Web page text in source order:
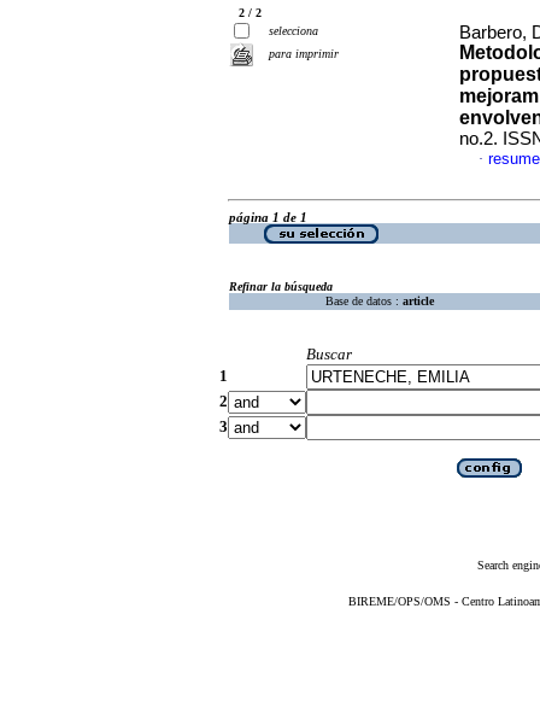
2 / 2
selecciona
para imprimir
Barbero,
no.2.
·
página 1 de 1
Refinar la búsqueda
Base de datos : article
Buscar
1
2
3
Search
BIREME/OPS/OMS - Centro